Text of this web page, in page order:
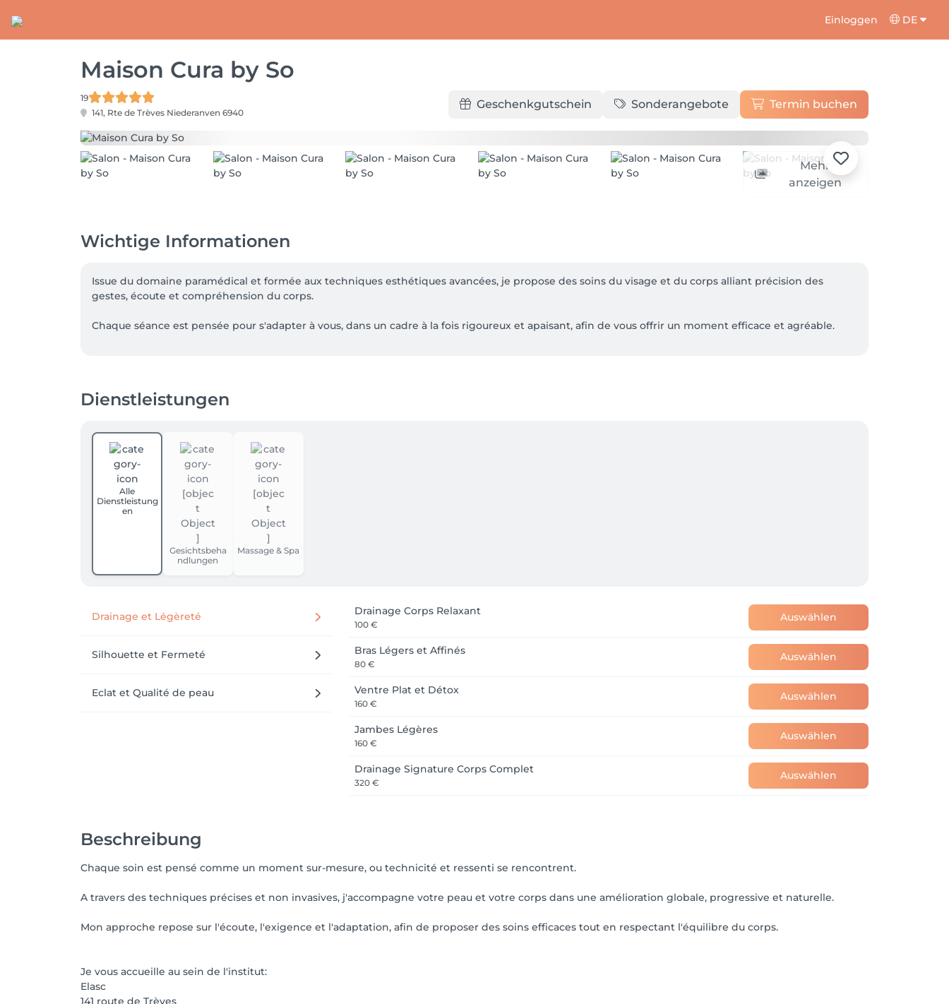
Einloggen DE
Maison Cura by So
19
141, Rte de Trèves Niederanven 6940
Geschenkgutschein Sonderangebote Termin buchen
Mehr
anzeigen
Wichtige Informationen
Issue du domaine paramédical et formée aux techniques esthétiques avancées, je propose des soins du visage et du corps alliant précision des
gestes, écoute et compréhension du corps.
Chaque séance est pensée pour s'adapter à vous, dans un cadre à la fois rigoureux et apaisant, afin de vous offrir un moment efficace et agréable.
Dienstleistungen
Alle
Dienstleistung
en
Gesichtsbeha
ndlungen
Massage & Spa
Drainage et Légèreté
Silhouette et Fermeté
Eclat et Qualité de peau
Drainage Corps Relaxant
100 €
Auswählen
Bras Légers et Affinés
80 €
Auswählen
Ventre Plat et Détox
160 €
Auswählen
Jambes Légères
160 €
Auswählen
Drainage Signature Corps Complet
320 €
Auswählen
Beschreibung
Chaque soin est pensé comme un moment sur-mesure, ou technicité et ressenti se rencontrent.
A travers des techniques précises et non invasives, j'accompagne votre peau et votre corps dans une amélioration globale, progressive et naturelle.
Mon approche repose sur l'écoute, l'exigence et l'adaptation, afin de proposer des soins efficaces tout en respectant l'équilibre du corps.
Je vous accueille au sein de l'institut:
Elasc
141 route de Trèves